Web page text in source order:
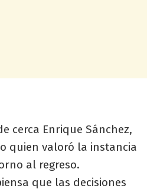
cerca Enrique Sánchez,
quien valoró la instancia
al regreso.
que las decisiones